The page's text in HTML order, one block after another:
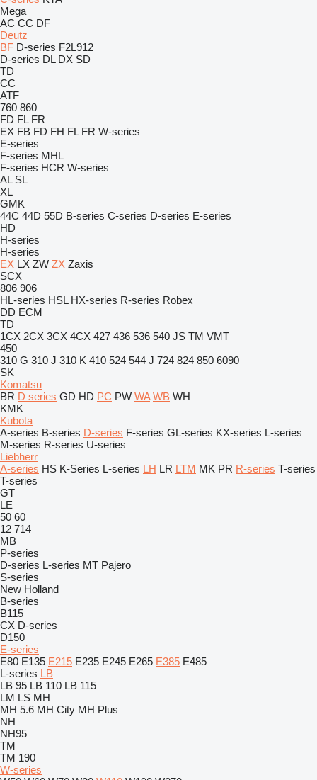
Mega
AC CC DF
Deutz
BF D-series F2L912
D-series DL DX SD
TD
CC
ATF
760 860
FD FL FR
EX FB FD FH FL FR W-series
E-series
F-series MHL
F-series HCR W-series
AL SL
XL
GMK
44C 44D 55D B-series C-series D-series E-series
HD
H-series
H-series
EX LX ZW ZX Zaxis
SCX
806 906
HL-series HSL HX-series R-series Robex
DD ECM
TD
1CX 2CX 3CX 4CX 427 436 536 540 JS TM VMT
450
310 G 310 J 310 K 410 524 544 J 724 824 850 6090
SK
Komatsu
BR D series GD HD PC PW WA WB WH
KMK
Kubota
A-series B-series D-series F-series GL-series KX-series L-series
M-series R-series U-series
Liebherr
A-series HS K-Series L-series LH LR LTM MK PR R-series T-series
T-series
GT
LE
50 60
12 714
MB
P-series
D-series L-series MT Pajero
S-series
New Holland
B-series
B115
CX D-series
D150
E-series
E80 E135 E215 E235 E245 E265 E385 E485
L-series LB
LB 95 LB 110 LB 115
LM LS MH
MH 5.6 MH City MH Plus
NH
NH95
TM
TM 190
W-series